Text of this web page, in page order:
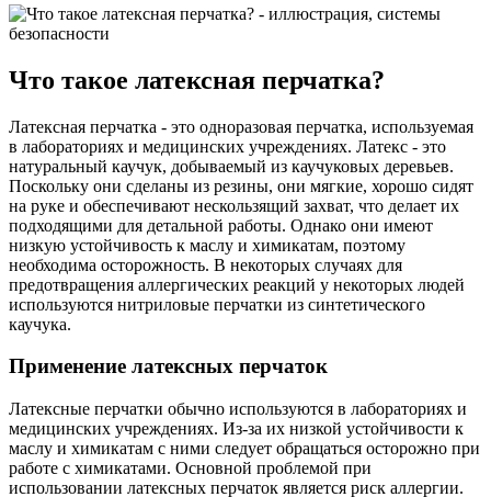
Что такое латексная перчатка?
Латексная перчатка - это одноразовая перчатка, используемая
в лабораториях и медицинских учреждениях. Латекс - это
натуральный каучук, добываемый из каучуковых деревьев.
Поскольку они сделаны из резины, они мягкие, хорошо сидят
на руке и обеспечивают нескользящий захват, что делает их
подходящими для детальной работы. Однако они имеют
низкую устойчивость к маслу и химикатам, поэтому
необходима осторожность. В некоторых случаях для
предотвращения аллергических реакций у некоторых людей
используются нитриловые перчатки из синтетического
каучука.
Применение латексных перчаток
Латексные перчатки обычно используются в лабораториях и
медицинских учреждениях. Из-за их низкой устойчивости к
маслу и химикатам с ними следует обращаться осторожно при
работе с химикатами. Основной проблемой при
использовании латексных перчаток является риск аллергии.